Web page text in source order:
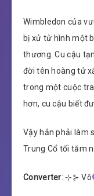
Wimbledon của
bị xử tử hình một
thương. Cu cậu
đời tên hoàng tử
trong một cuộc
hơn, cu cậu biết
Vậy hắn phải làm
Trung Cổ tối tăm
Converter: ⊹⊱ Vô